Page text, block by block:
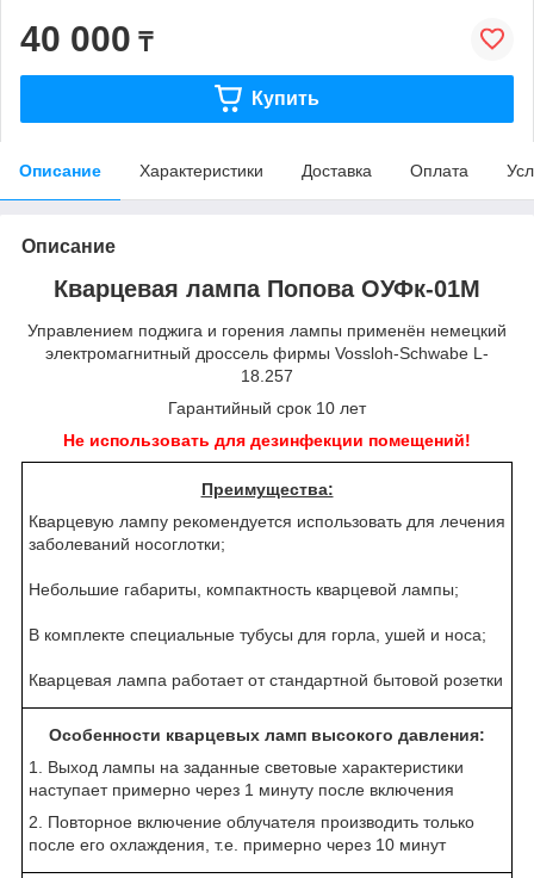
40 000 ₸
Купить
Описание Характеристики Доставка Оплата
Описание
Кварцевая лампа Попова ОУФк-01М
Управлением поджига и горения лампы применён немецкий
электромагнитный дроссель фирмы Vossloh-Schwabe L-
18.257
Гарантийный срок 10 лет
Не использовать для дезинфекции помещений!
Преимущества:
Кварцевую лампу рекомендуется использовать для лечения
заболеваний носоглотки;
Небольшие габариты, компактность кварцевой лампы;
В комплекте специальные тубусы для горла, ушей и носа;
Кварцевая лампа работает от стандартной бытовой розетки
Особенности кварцевых ламп высокого давления:
1. Выход лампы на заданные световые характеристики
наступает примерно через 1 минуту после включения
2. Повторное включение облучателя производить только
после его охлаждения, т.е. примерно через 10 минут